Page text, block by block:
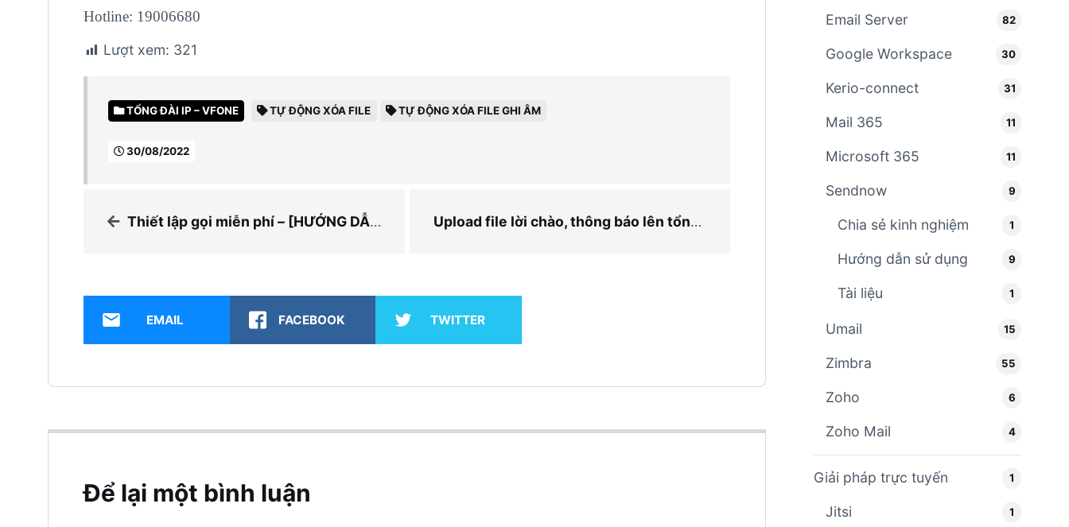
Hotline: 19006680
Lượt xem: 321
TỔNG ĐÀI IP – VFONE TỰ ĐỘNG XÓA FILE TỰ ĐỘNG XÓA FILE GHI ÂM
30/08/2022
Thiết lập gọi miễn phí – [HƯỚNG DẪN CHI TIẾT] Upload file lời chào, thông báo lên tổng đài
EMAIL FACEBOOK TWITTER
Để lại một bình luận
Email Server 82
Google Workspace 30
Kerio-connect 31
Mail 365 11
Microsoft 365 11
Sendnow 9
Chia sẻ kinh nghiệm 1
Hướng dẫn sử dụng 9
Tài liệu 1
Umail 15
Zimbra 55
Zoho 6
Zoho Mail 4
Giải pháp trực tuyến 1
Jitsi 1